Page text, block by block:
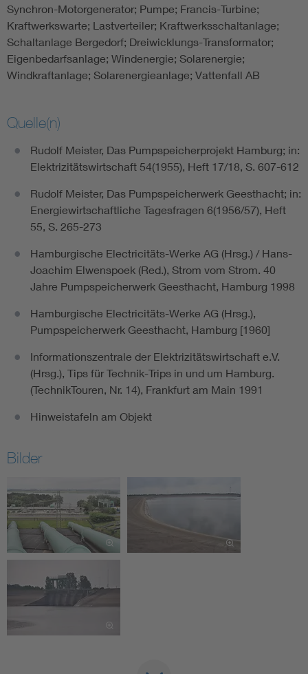
Synchron-Motorgenerator; Pumpe; Francis-Turbine;
Kraftwerkswarte; Lastverteiler; Kraftwerksschaltanlage;
Schaltanlage Bergedorf; Dreiwicklungs-Transformator;
Eigenbedarfsanlage; Windenergie; Solarenergie;
Windkraftanlage; Solarenergieanlage; Vattenfall AB
Quelle(n)
Rudolf Meister, Das Pumpspeicherprojekt Hamburg; in:
Elektrizitätswirtschaft 54(1955), Heft 17/18, S. 607-612
Rudolf Meister, Das Pumpspeicherwerk Geesthacht; in:
Energiewirtschaftliche Tagesfragen 6(1956/57), Heft
55, S. 265-273
Hamburgische Electricitäts-Werke AG (Hrsg.) / Hans-
Joachim Elwenspoek (Red.), Strom vom Strom. 40
Jahre Pumpspeicherwerk Geesthacht, Hamburg 1998
Hamburgische Electricitäts-Werke AG (Hrsg.),
Pumpspeicherwerk Geesthacht, Hamburg [1960]
Informationszentrale der Elektrizitätswirtschaft e.V.
(Hrsg.), Tips für Technik-Trips in und um Hamburg.
(TechnikTouren, Nr. 14), Frankfurt am Main 1991
Hinweistafeln am Objekt
Bilder